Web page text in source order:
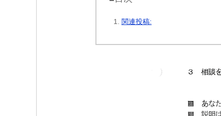
関連投稿: